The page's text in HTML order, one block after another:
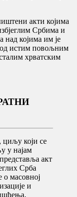
акти којима
Србима и
над којима им је
истим повољним
хрватским
циљу који се
у најам
акт
Срба
о масовној
и